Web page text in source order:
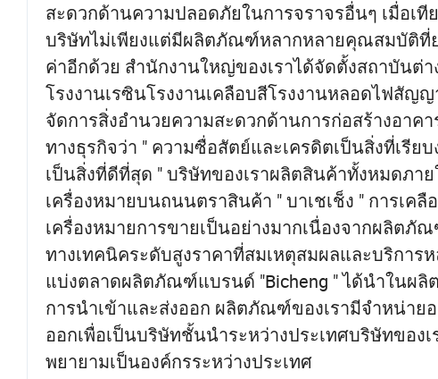
สะดวกด้านความปลอดภัยในการจราจรอื่นๆ เมื่อ
บริษัทไม่เพียงแต่มีผลิตภัณฑ์หลากหลายคุณสมบัติที่
ค่าอีกด้วย สำนักงานใหญ่ของเราได้จัดตั้งสถาบันต่
โรงงานเรซินโรงงานเคลือบสีโรงงานหลอดไฟสัญ
จัดการสิ่งอำนวยความสะดวกด้านการก่อสร้างอา
ทางธุรกิจว่า " ความซื่อสัตย์และเครดิตเป็นสิ่งที่เ
เป็นสิ่งที่ดีที่สุด " บริษัทของเราผลิตสินค้าทั้งหมดภา
เครื่องหมายบนถนนตราสินค้า " บาเชเช็ง " การเ
เครื่องหมายการขายเป็นอย่างมากเนื่องจากผลิ
ทางเทคนิคระดับสูงราคาที่สมเหตุสมผลและบริการ
แบ่งตลาดผลิตภัณฑ์แบรนด์ "Bicheng " ได้นำในผ
การนำเข้าและส่งออก ผลิตภัณฑ์ของเรามีจำหน่าย
ออกเพื่อเป็นบริษัทชั้นนำระหว่างประเทศบริษัทของ
พยายามเป็นองค์กรระหว่างประเทศ